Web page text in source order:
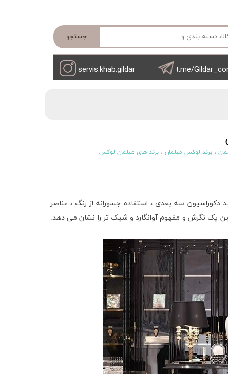
جستجو
t.me/
servis.khab.gildar
،برند لوکس مبلمان ،برند های مبلمان لوکس
سه بعدی ، استفاده جسورانه از رنگ ، عناصر
یک نگرش و مفهوم آوانگارد و شیک تر را نشان می دهد.